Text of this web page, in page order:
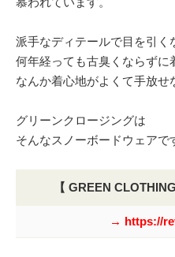
派手なディテールで目を引く
何年経っても古臭くならずに
なんか着心地がよくて手放せ
グリーンクロージングは
そんなスノーボードウェアで
【 GREEN
→ https://